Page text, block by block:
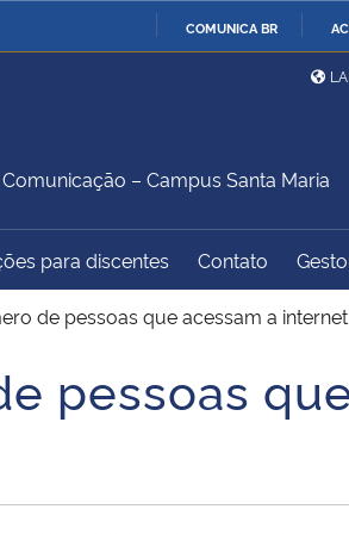
COMUNICA BR
Ministério da Defesa
Ministério
Exteriores
Ministério do
Desenvolvimento Regional
União
Advocacia-Geral da União Banco
– Campus Santa Maria
para discentes Contato
de pessoas que acessam a
pessoas